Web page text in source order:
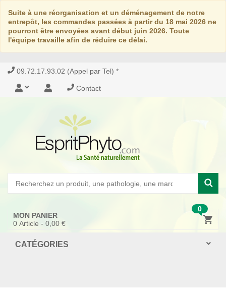
Suite à une réorganisation et un déménagement de notre
entrepôt, les commandes passées à partir du 18 mai 2026 ne
pourront être envoyées avant début juin 2026. Toute
l'équipe travaille afin de réduire ce délai.
09.72.17.93.02 (Appel par Tel) *
Contact
0
MON PANIER
0 Article - 0,00 €
CATÉGORIES